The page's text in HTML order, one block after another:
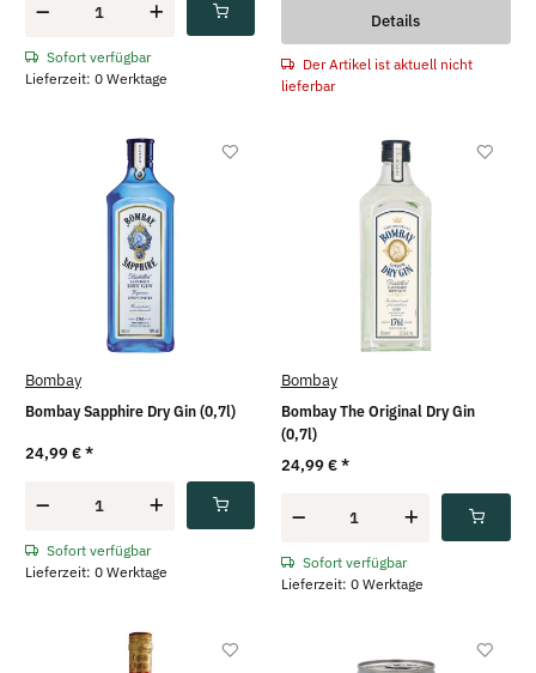
Sofort verfügbar
Lieferzeit: 0 Werktage
Details
Der Artikel ist aktuell nicht
lieferbar
Bombay
Bombay Sapphire Dry Gin (0,7l)
24,99 €*
Sofort verfügbar
Lieferzeit: 0 Werktage
Bombay
Bombay The Original Dry Gin
(0,7l)
24,99 €*
Sofort verfügbar
Lieferzeit: 0 Werktage